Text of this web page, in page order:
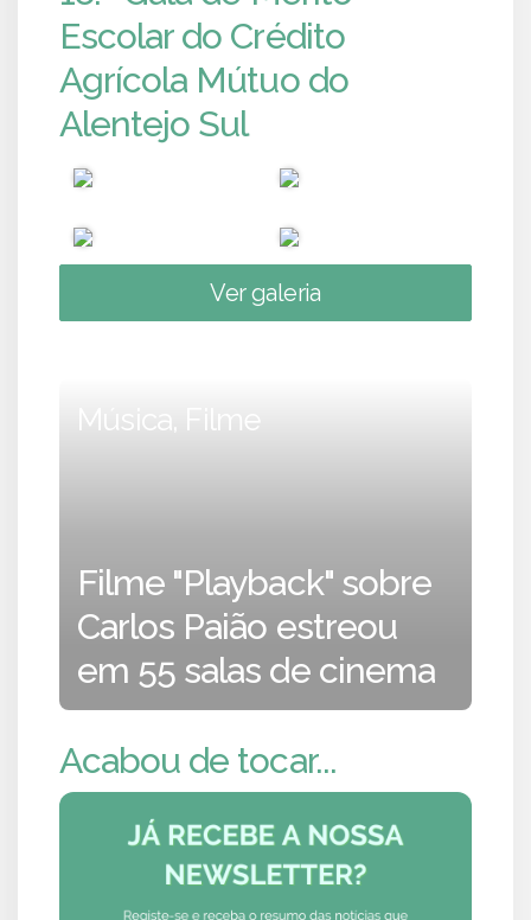
Escolar do Crédito
Agrícola Mútuo do
Alentejo Sul
Ver galeria
Música, Filme
Filme "Playback" sobre
Carlos Paião estreou
em 55 salas de cinema
Acabou de tocar...